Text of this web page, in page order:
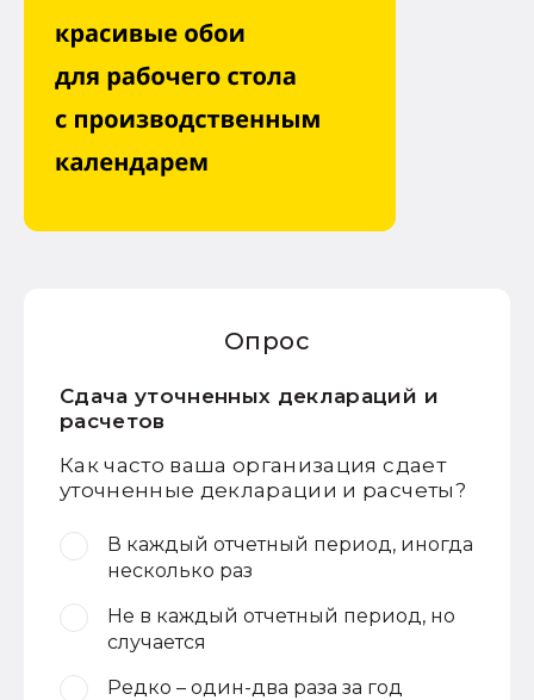
Опрос
Сдача уточненных деклараций и
расчетов
Как часто ваша организация сдает
уточненные декларации и расчеты?
В каждый отчетный период, иногда
несколько раз
Не в каждый отчетный период, но
случается
Редко – один-два раза за год